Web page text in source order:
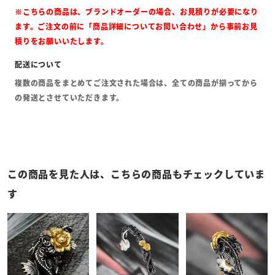
※こちらの商品は、ブランドオーダーの場合、お見積りが必要になり
ます。ご注文の前に「商品詳細についてお問い合わせ」から事前お見
積りをお願いいたします。
複数の商品をまとめてご注文された場合は、全ての商品が揃ってから
の発送とさせていただきます。
この商品を見た人は、こちらの商品もチェックしていま
す